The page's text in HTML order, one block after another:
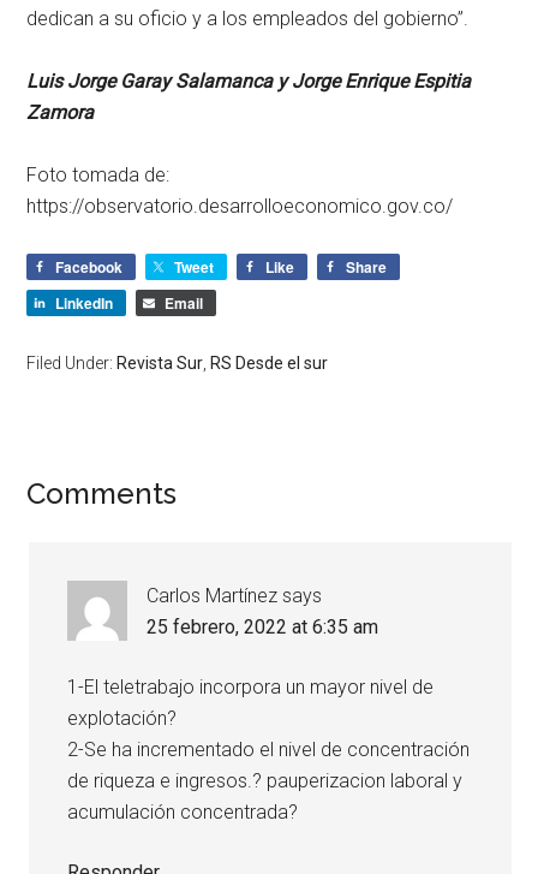
dedican a su oficio y a los empleados del gobierno”.
Luis Jorge Garay Salamanca y Jorge Enrique Espitia
Zamora
Foto tomada de:
https://observatorio.desarrolloeconomico.gov.co/
Facebook Tweet Like
Share
LinkedIn
Email
Filed Under: Revista Sur RS Desde el sur
Comments
Carlos Martínez says
25 febrero, 2022 at 6:35 am
1-El teletrabajo incorpora un mayor nivel de
explotación?
2-Se ha incrementado el nivel de concentración
de riqueza e ingresos.? pauperizacion laboral y
acumulación concentrada?